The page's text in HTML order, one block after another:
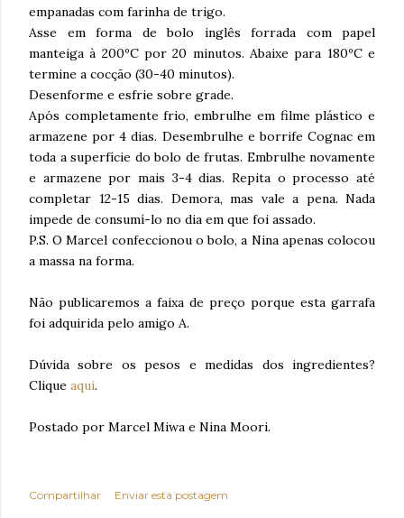
empanadas com farinha de trigo.
Asse em forma de bolo inglês forrada com papel
manteiga à 200ºC por 20 minutos. Abaixe para 180ºC e
termine a cocção (30-40 minutos).
Desenforme e esfrie sobre grade.
Após completamente frio, embrulhe em filme plástico e
armazene por 4 dias. Desembrulhe e borrife Cognac em
toda a superfície do bolo de frutas. Embrulhe novamente
e armazene por mais 3-4 dias. Repita o processo até
completar 12-15 dias. Demora, mas vale a pena. Nada
impede de consumí-lo no dia em que foi assado.
P.S. O Marcel confeccionou o bolo, a Nina apenas colocou
a massa na forma.
Não publicaremos a faixa de preço porque esta garrafa
foi adquirida pelo amigo A.
Dúvida sobre os pesos e medidas dos ingredientes?
Clique aqui.
Postado por Marcel Miwa e Nina Moori.
Compartilhar Enviar esta postagem